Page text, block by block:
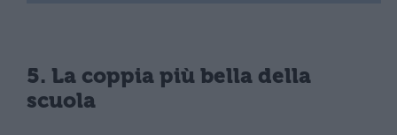
5. La coppia più bella della
scuola